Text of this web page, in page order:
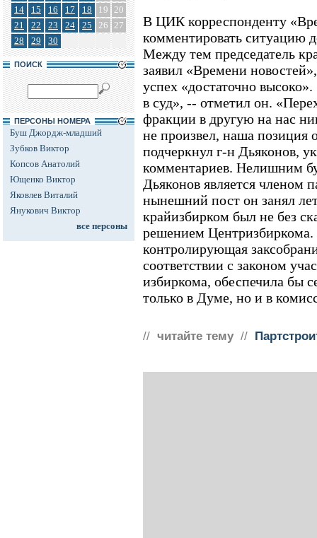
14
15 16 17 18 19 20
21
22 23 24 25 26 27
28
29 30
ПОИСК
ПЕРСОНЫ НОМЕРА
Буш Джордж-младший
Зубков Виктор
Копсов Анатолий
Ющенко Виктор
Яковлев Виталий
Янукович Виктор
все персоны
В ЦИК корреспонденту
комментировать ситуацию
Между тем председатель
заявил «Времени
успех «достаточно
в суд», -- отметил он.
фракции в другую на нас
не произвел, наша позиция
подчеркнул г-н Дьяконов,
комментариев. Нелишним
Дьяконов является членом
нынешний пост он занял
крайизбирком был не без
решением
контролирующая
соответствии с законом
избиркома, обеспечила бы
только в Думе, но и в
// читайте тему //